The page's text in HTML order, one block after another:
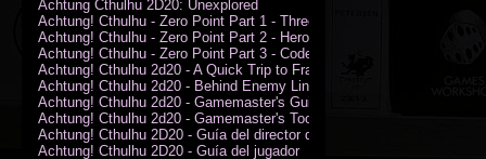
Achtung Cthulhu 2D20: Unexplored
Achtung! Cthulhu - Zero Point Part 1 - Three Kings
Achtung! Cthulhu - Zero Point Part 2 - Heroes of the Sea
Achtung! Cthulhu - Zero Point Part 3 - Code of Honour (PDF)
Achtung! Cthulhu 2d20 - A Quick Trip to France (PDF)
Achtung! Cthulhu 2d20 - Behind Enemy Lines
Achtung! Cthulhu 2d20 - Gamemaster's Guide
Achtung! Cthulhu 2d20 - Gamemaster's Toolkit
Achtung! Cthulhu 2D20 - Guía del director de juego
Achtung! Cthulhu 2D20 - Guía del jugador